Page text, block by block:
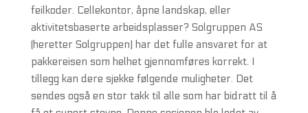
feilkoder. Cellekontor, åpne landskap, eller
aktivitetsbaserte arbeidsplasser? Solgruppen AS
(heretter Solgruppen) har det fulle ansvaret for at
pakkereisen som helhet gjennomføres korrekt. I
tillegg kan dere sjekke følgende muligheter. Det
sendes også en stor takk til alle som har bidratt til å